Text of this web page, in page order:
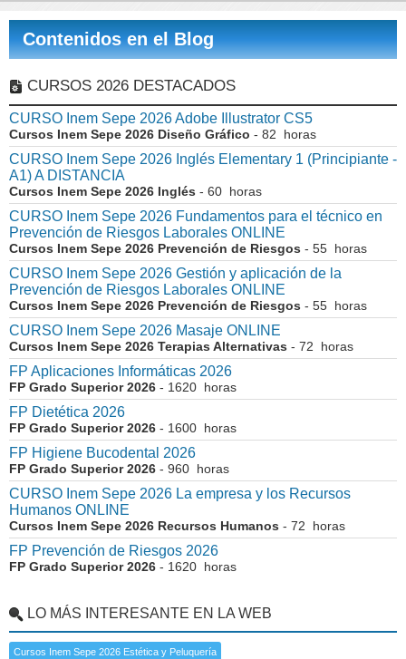
Contenidos en el Blog
CURSOS 2026 DESTACADOS
CURSO Inem Sepe 2026 Adobe Illustrator CS5
Cursos Inem Sepe 2026 Diseño Gráfico - 82 horas
CURSO Inem Sepe 2026 Inglés Elementary 1 (Principiante -
A1) A DISTANCIA
Cursos Inem Sepe 2026 Inglés - 60 horas
CURSO Inem Sepe 2026 Fundamentos para el técnico en
Prevención de Riesgos Laborales ONLINE
Cursos Inem Sepe 2026 Prevención de Riesgos - 55 horas
CURSO Inem Sepe 2026 Gestión y aplicación de la
Prevención de Riesgos Laborales ONLINE
Cursos Inem Sepe 2026 Prevención de Riesgos - 55 horas
CURSO Inem Sepe 2026 Masaje ONLINE
Cursos Inem Sepe 2026 Terapias Alternativas - 72 horas
FP Aplicaciones Informáticas 2026
FP Grado Superior 2026 - 1620 horas
FP Dietética 2026
FP Grado Superior 2026 - 1600 horas
FP Higiene Bucodental 2026
FP Grado Superior 2026 - 960 horas
CURSO Inem Sepe 2026 La empresa y los Recursos
Humanos ONLINE
Cursos Inem Sepe 2026 Recursos Humanos - 72 horas
FP Prevención de Riesgos 2026
FP Grado Superior 2026 - 1620 horas
LO MÁS INTERESANTE EN LA WEB
Cursos Inem Sepe 2026 Estética y Peluquería